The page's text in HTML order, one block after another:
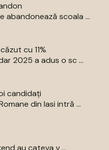
abandonează scoala ...
cu 11%
2025 a adus o sc ...
candidați
din Iasi intră ...
au cateva v ...